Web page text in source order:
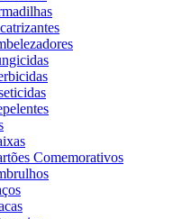
Comemorativos